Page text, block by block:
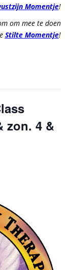
Momentje!
om mee te doen
Stilte Momentje!
zon. 4 &